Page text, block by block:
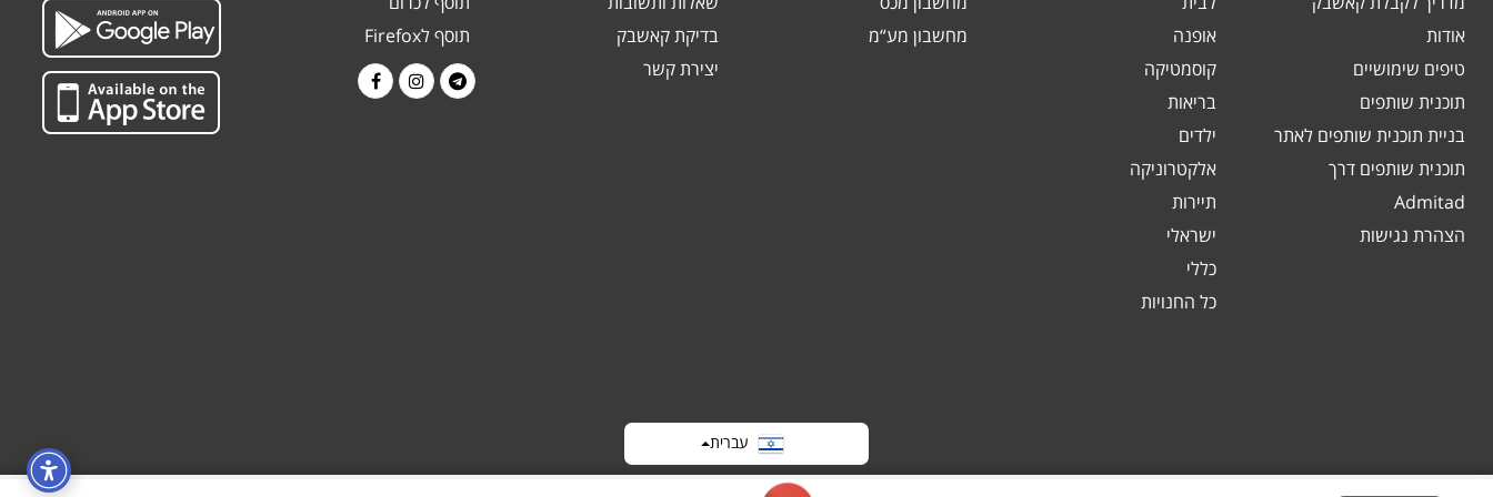
אודות
טיפים שימושיים
תוכנית שותפים
בניית תוכנית שותפים לאתר
תוכנית שותפים דרך
Admitad
הצהרת נגישות
אופנה
קוסמטיקה
בריאות
ילדים
אלקטרוניקה
תיירות
ישראלי
כללי
כל החנויות
מחשבון מע“מ
בדיקת קאשבק
יצירת קשר
תוסף לFirefox
עברית